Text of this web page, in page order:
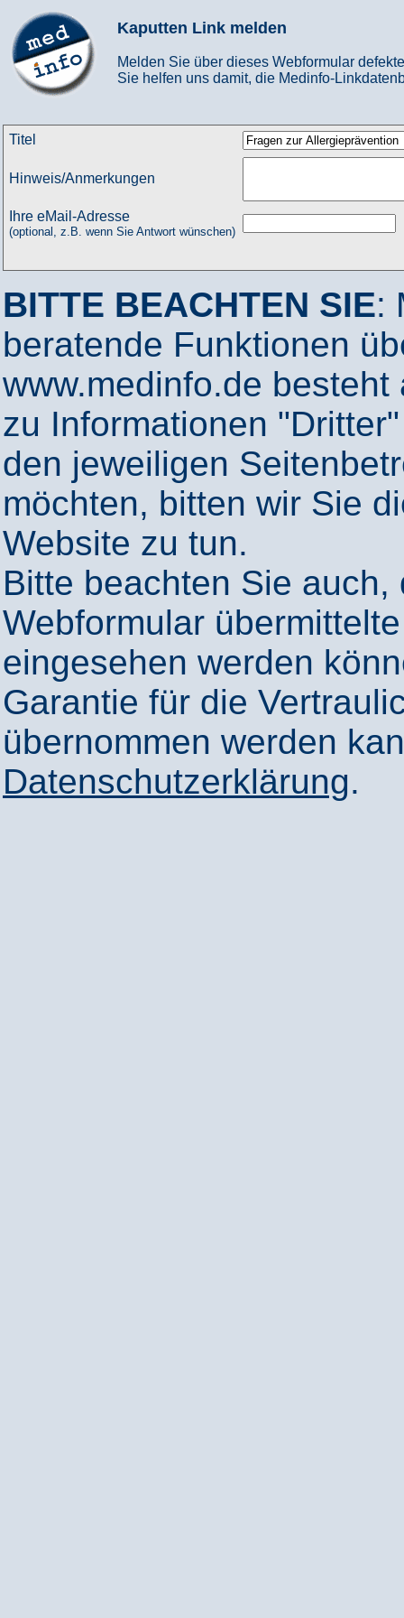
Kaputten Link melden
Melden Sie über dieses Webformular
Sie helfen uns damit, die Medinfo-
Titel
Hinweis/Anmerkungen
Ihre eMail-Adresse
(optional, z.B. wenn Sie Antwort wünschen)
BITTE BEACHTEN SIE:
beratende Funktionen
www.medinfo.de
zu Informationen
den jeweiligen
möchten, bitten wir Sie
Website zu tun.
Bitte beachten Sie
Webformular
eingesehen werden
Garantie für die
übernommen werden
Datenschutzerklärung.